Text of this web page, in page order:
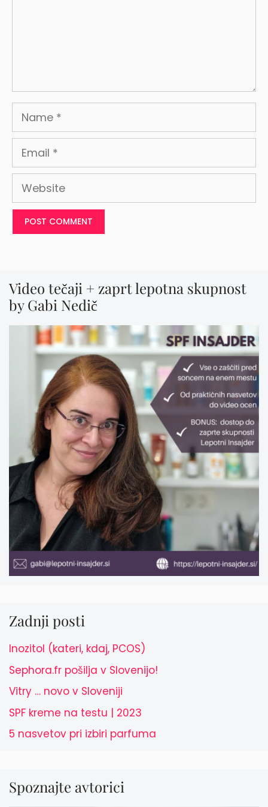
Name
Email
Website
Video tečaji + zaprt lepotna skupnost
by Gabi Nedič
Zadnji posti
Inozitol (kateri, kdaj, PCOS)
Sephora.fr pošilja v Slovenijo!
Vitry … novo v Sloveniji
SPF kreme na testu | 2023
5 nasvetov pri izbiri parfuma
Spoznajte avtorici